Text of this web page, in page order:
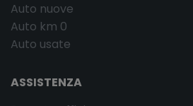
Auto nuove
Auto km 0
Auto usate
ASSISTENZA